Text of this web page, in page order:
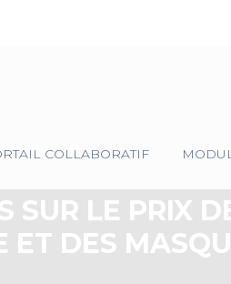
COLLABORATIF
SUR LE PRIX
ET DES